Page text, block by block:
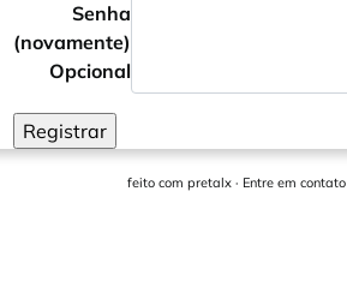
Senha
(novamente)
Opcional
Registrar
feito com pretalx · Entre em contato